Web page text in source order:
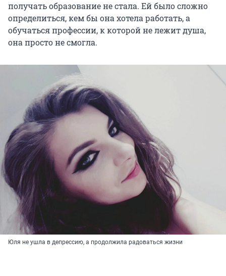
получать образование не стала. Ей было сложно
определиться, кем бы она хотела работать, а
обучаться профессии, к которой не лежит душа,
она просто не смогла.
Юля не ушла в депрессию, а продолжила радоваться жизни